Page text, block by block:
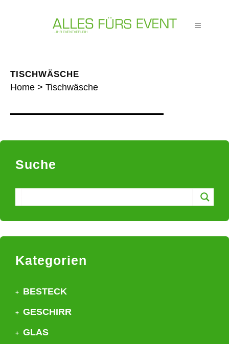
TISCHWÄSCHE
Home > Tischwäsche
Suche
Kategorien
BESTECK
GESCHIRR
GLAS